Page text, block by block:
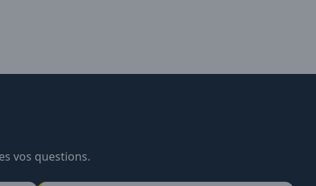
vos questions.